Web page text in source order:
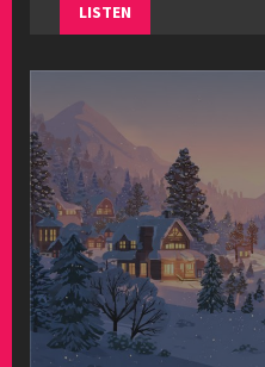
LISTEN